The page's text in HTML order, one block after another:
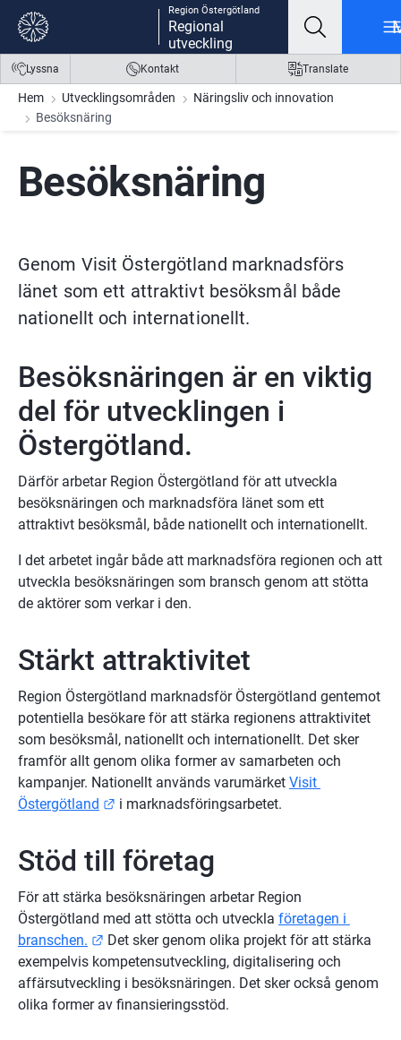
Gå till innehåll
Gå till meny
Gå till sidfot
Region Östergötland
Regional
utveckling
Lyssna Kontakt Translate
Hem Utvecklingsområden
Näringsliv och innovation
Besöksnäring
Besöksnäring
Genom Visit Östergötland marknadsförs
länet som ett attraktivt besöksmål både
nationellt och internationellt.
Besöksnäringen är en viktig
del för utvecklingen i
Östergötland.
Därför arbetar Region Östergötland för att utveckla
besöksnäringen och marknadsföra länet som ett
attraktivt besöksmål, både nationellt och internationellt.
I det arbetet ingår både att marknadsföra regionen och att
utveckla besöksnäringen som bransch genom att stötta
de aktörer som verkar i den.
Stärkt attraktivitet
Region Östergötland marknadsför Östergötland gentemot
potentiella besökare för att stärka regionens attraktivitet
som besöksmål, nationellt och internationellt. Det sker
framför allt genom olika former av samarbeten och
kampanjer. Nationellt används varumärket Visit
Östergötland
Länk till annan webbplats.
i marknadsföringsarbetet.
Stöd till företag
För att stärka besöksnäringen arbetar Region
Östergötland med att stötta och utveckla företagen i
branschen.
Länk till annan webbplats.
Det sker genom olika projekt för att stärka
exempelvis kompetensutveckling, digitalisering och
affärsutveckling i besöksnäringen. Det sker också genom
olika former av finansieringsstöd.